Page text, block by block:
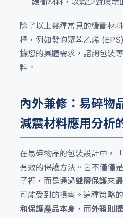
緩衝材料，以減少對環境
除了以上幾種常見的緩衝材
擇，例如發泡聚苯乙烯
據您的具體需求，諮詢包裝
料。
內外兼修：易碎物
減震材料應用分析
在易碎物品的包裝設計中，
有效的保護方法。它不僅僅
子裡，而是通過雙層保護來
可能受到的損害。這種策略
和保護產品本身 ，而外箱則